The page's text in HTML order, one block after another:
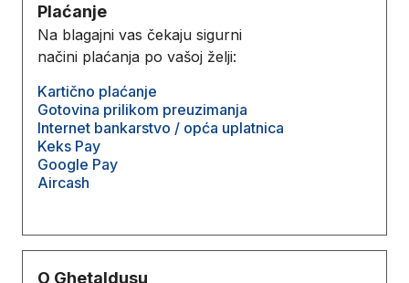
Plaćanje
Na blagajni vas čekaju sigurni
načini plaćanja po vašoj želji:
Kartično plaćanje
Gotovina prilikom preuzimanja
Internet bankarstvo / opća uplatnica
Keks Pay
Google Pay
Aircash
O Ghetaldusu